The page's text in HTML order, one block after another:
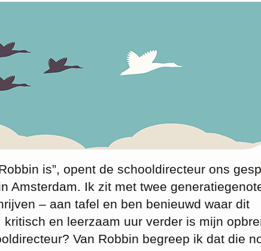
is”, opent de schooldirecteur ons
Amsterdam. Ik zit met twee
– aan tafel en ben benieuwd waar dit
en leerzaam uur verder is mijn
Van Robbin begreep ik dat die